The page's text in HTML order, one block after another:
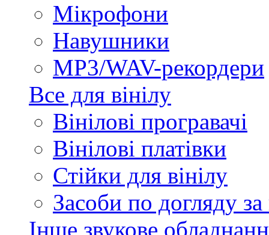
Мікрофони
Навушники
MP3/WAV-рекордери
Все для вінілу
Вінілові програвачі
Вінілові платівки
Стійки для вінілу
Засоби по догляду за
Інше звукове